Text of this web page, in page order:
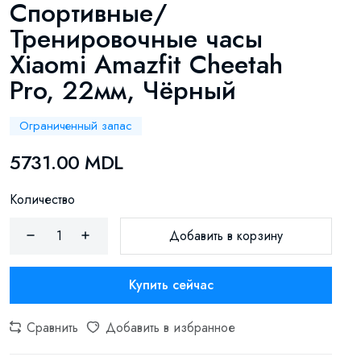
Спортивные/
Тренировочные часы
Xiaomi Amazfit Cheetah
Pro, 22мм, Чёрный
Ограниченный запас
5731.00 MDL
Количество
Добавить в корзину
Купить сейчас
Сравнить Добавить в избранное